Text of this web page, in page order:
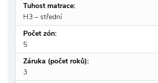
Tuhost matrace:
H3 – střední
Počet zón:
5
Záruka (počet roků):
3